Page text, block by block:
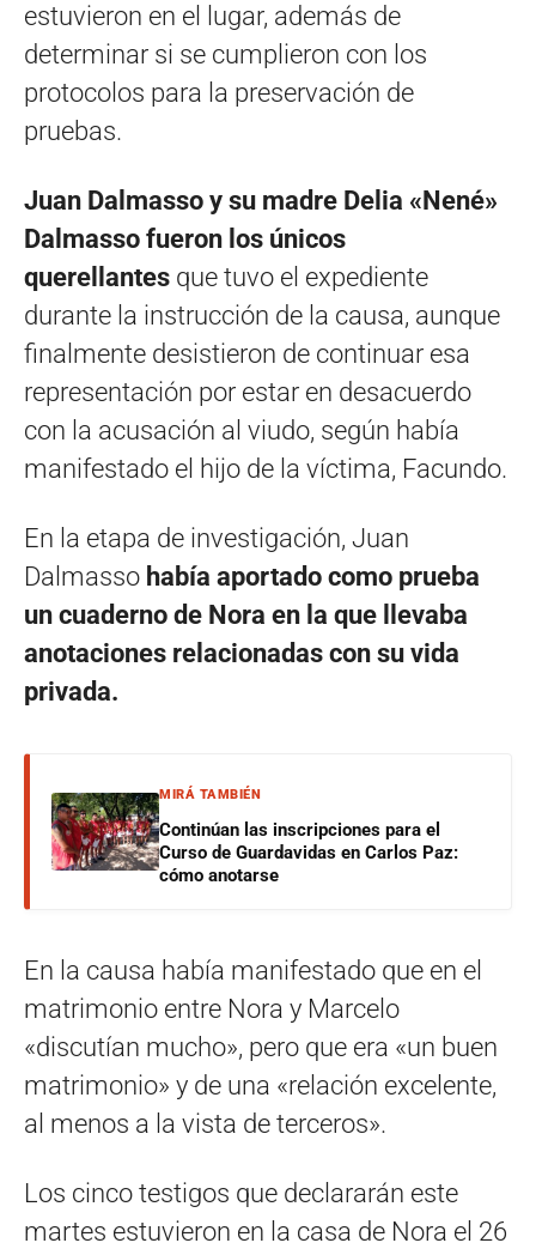
estuvieron en el lugar, además de
determinar si se cumplieron con los
protocolos para la preservación de
pruebas.
Juan Dalmasso y su madre Delia «Nené»
Dalmasso fueron los únicos
querellantes que tuvo el expediente
durante la instrucción de la causa, aunque
finalmente desistieron de continuar esa
representación por estar en desacuerdo
con la acusación al viudo, según había
manifestado el hijo de la víctima, Facundo.
En la etapa de investigación, Juan
Dalmasso había aportado como prueba
un cuaderno de Nora en la que llevaba
anotaciones relacionadas con su vida
privada.
MIRÁ TAMBIÉN
Continúan las inscripciones para el
Curso de Guardavidas en Carlos Paz:
cómo anotarse
En la causa había manifestado que en el
matrimonio entre Nora y Marcelo
«discutían mucho», pero que era «un buen
matrimonio» y de una «relación excelente,
al menos a la vista de terceros».
Los cinco testigos que declararán este
martes estuvieron en la casa de Nora el 26